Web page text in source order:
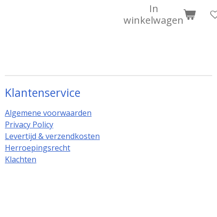
In
winkelwagen
Klantenservice
Algemene voorwaarden
Privacy Policy
Levertijd & verzendkosten
Herroepingsrecht
Klachten